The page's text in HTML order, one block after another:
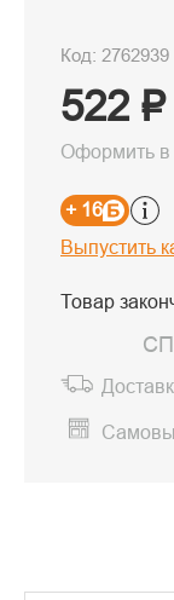
Код: 2762939
522 ₽
Оформить в
+ 16
Выпустить
Товар